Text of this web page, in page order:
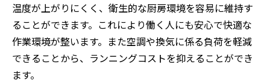
温度が上がりにくく、衛生的な厨房環境を容易に維持す
ることができます。これにより働く人にも安心で快適な
作業環境が整います。また空調や換気に係る負荷を軽減
できることから、ランニングコストを抑えることができ
ます。